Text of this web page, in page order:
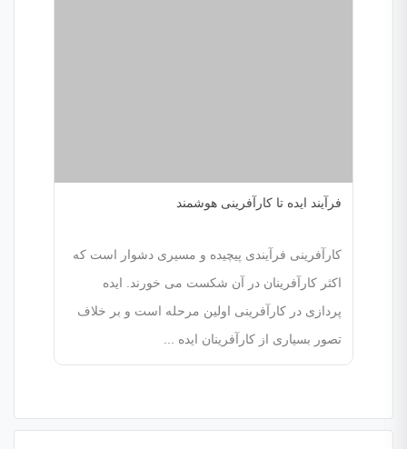
فرآیند ایده تا کارآفرینی هوشمند
کارآفرینی فرآیندی پیچیده و مسیری دشوار است که
اکثر کارآفرینان در آن شکست می خورند. ایده
پردازی در کارآفرینی اولین مرحله است و بر خلاف
تصور بسیاری از کارآفرینان ایده ...